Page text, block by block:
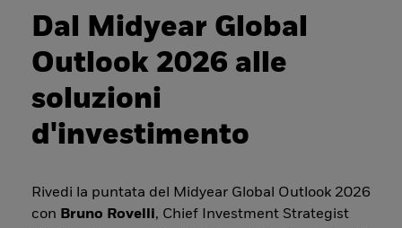
Dal Midyear Global
Outlook 2026 alle
soluzioni
d'investimento
Rivedi la puntata del Midyear Global Outlook 2026
con Bruno Rovelli, Chief Investment Strategist